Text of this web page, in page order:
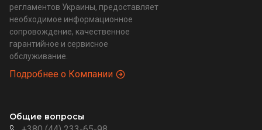
регламентов Украины, предоставляет
необходимое информационное
сопровождение, качественное
гарантийное и сервисное
обслуживание.
Подробнее о Компании
Общие вопросы